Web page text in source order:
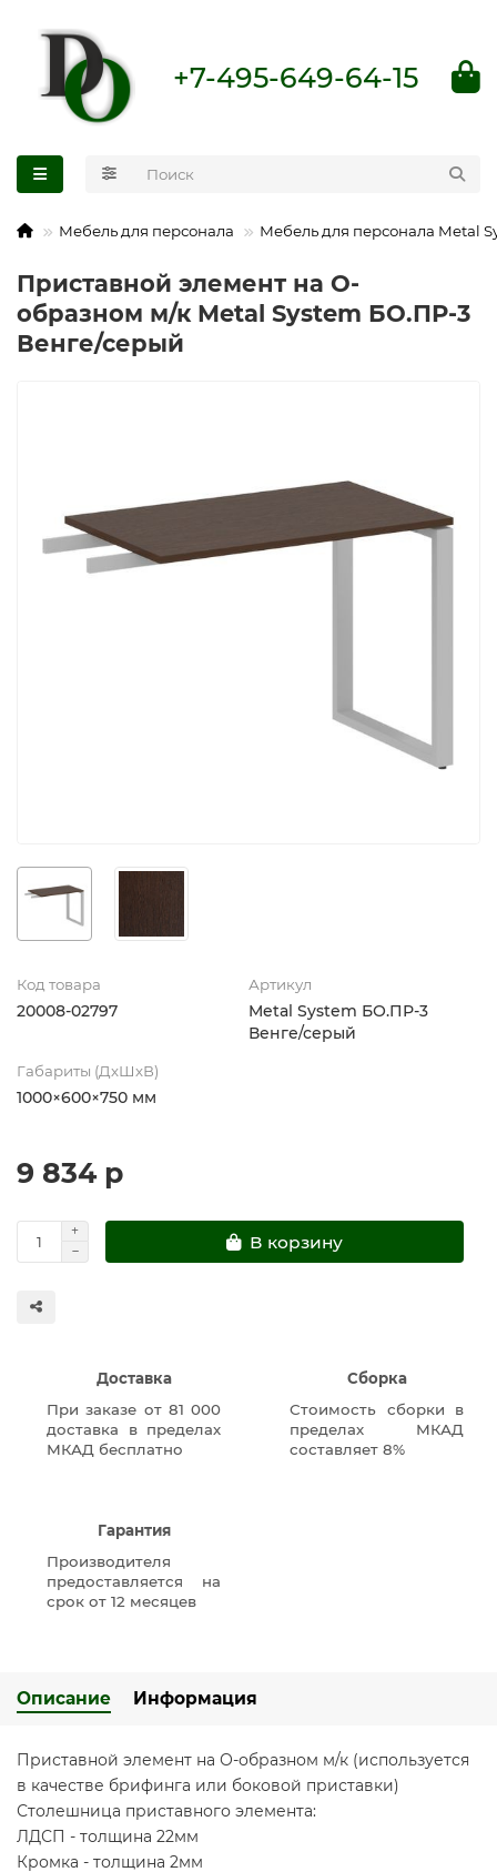
+7-495-649-64-15
Мебель для персонала Мебель для персонала Metal
Приставной элемент на О-
образном м/к Metal System БО.ПР-3
Венге/серый
Код товара
20008-02797
Артикул
Metal System БО.ПР-3
Венге/серый
Габариты (ДхШхВ)
1000×600×750 мм
9 834 р
В корзину
Доставка
При заказе от 81 000
доставка в пределах
МКАД бесплатно
Сборка
Стоимость сборки в
пределах МКАД
составляет 8%
Гарантия
Производителя
предоставляется на
срок от 12 месяцев
Описание Информация
Приставной элемент на О-образном м/к (используется
в качестве брифинга или боковой приставки)
Столешница приставного элемента:
ЛДСП - толщина 22мм
Кромка - толщина 2мм